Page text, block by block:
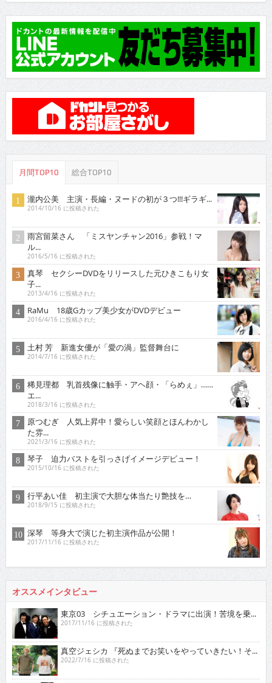
月間TOP10 総合TOP10
瀧内公美 主演・長編・ヌードの初が３つ!!!ギラギ...
2014/10/16 に投稿された
雨宮留菜さん 「ミスヤンチャン2016」参戦！マ
ル...
2016/5/16 に投稿された
真琴 セクシーDVDをリリースした元ひきこもり女
子...
2013/4/16 に投稿された
RaMu 18歳Gカップ美少女がDVDデビュー
2016/4/16 に投稿された
土村 芳 新進女優が「愛の渦」監督舞台に
2014/7/16 に投稿された
稀見理都 乳首残像に触手・アヘ顔・「らめぇ」……
エ...
2018/3/16 に投稿された
原つむぎ 人気上昇中！愛らしい笑顔とほんわかし
た雰...
2021/3/16 に投稿された
琴子 迫力バストを引っさげイメージデビュー！
2015/10/16 に投稿された
行平あい佳 初主演で大胆な体当たり艶技を…
2018/9/15 に投稿された
深琴 等身大で演じた初主演作品が公開！
2017/11/16 に投稿された
オススメインタビュー
東京03 シチュエーション・ドラマに出演！苦境を乗...
2017/11/16 に投稿された
真空ジェシカ 『死ぬまでお笑いをやっていきたい！そ...
2022/7/16 に投稿された